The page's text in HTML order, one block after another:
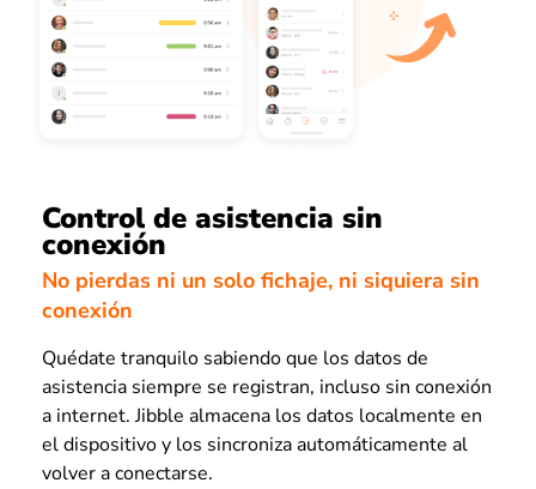
Control de asistencia sin
conexión
No pierdas ni un solo fichaje, ni siquiera sin
conexión
Quédate tranquilo sabiendo que los datos de
asistencia siempre se registran, incluso sin conexión
a internet. Jibble almacena los datos localmente en
el dispositivo y los sincroniza automáticamente al
volver a conectarse.